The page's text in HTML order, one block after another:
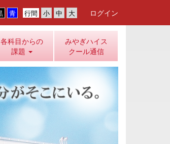
行間 ログイン
各科目からの
課題
みやぎハイス
クール通信